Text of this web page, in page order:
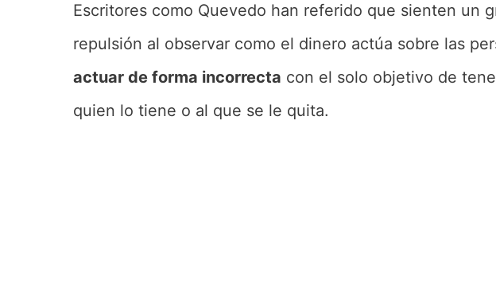
Escritores como Quevedo han referido que sienten un
repulsión al observar como el dinero actúa sobre las
actuar de forma incorrecta con el solo objetivo de
quien lo tiene o al que se le quita.